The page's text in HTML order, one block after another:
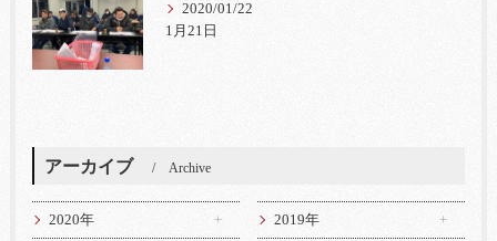
2020/01/22
1月21日
アーカイブ Archive
2020年 2019年